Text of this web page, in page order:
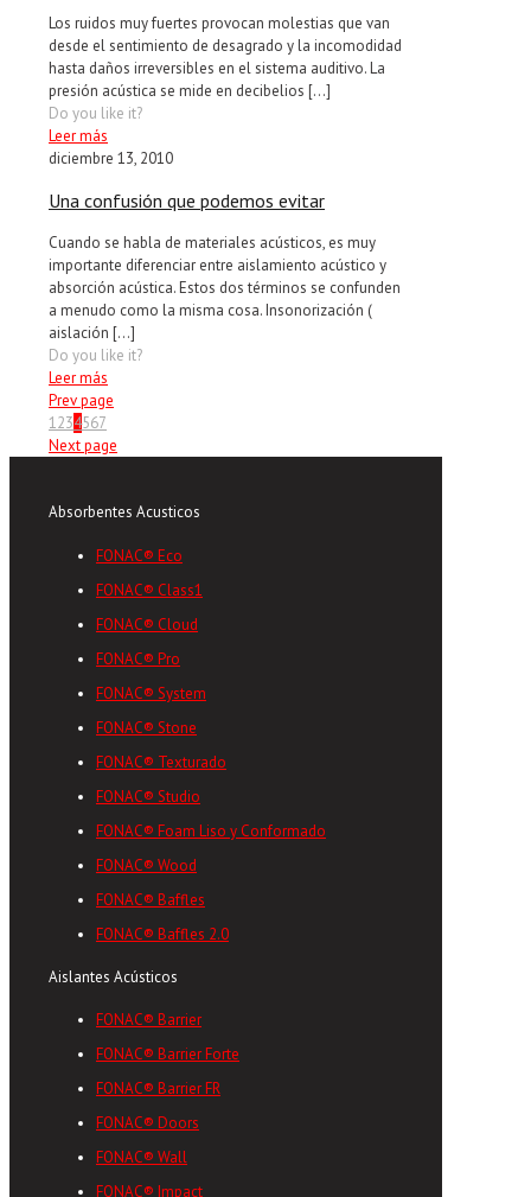
Los ruidos muy fuertes provocan molestias que van
desde el sentimiento de desagrado y la incomodidad
hasta daños irreversibles en el sistema auditivo. La
presión acústica se mide en decibelios […]
Do you like it?
Leer más
diciembre 13, 2010
Una confusión que podemos evitar
Cuando se habla de materiales acústicos, es muy
importante diferenciar entre aislamiento acústico y
absorción acústica. Estos dos términos se confunden
a menudo como la misma cosa. Insonorización (
aislación […]
Do you like it?
Leer más
Prev page
1234567
Next page
Absorbentes Acusticos
FONAC® Eco
FONAC® Class1
FONAC® Cloud
FONAC® Pro
FONAC® System
FONAC® Stone
FONAC® Texturado
FONAC® Studio
FONAC® Foam Liso y Conformado
FONAC® Wood
FONAC® Baffles
FONAC® Baffles 2.0
Aislantes Acústicos
FONAC® Barrier
FONAC® Barrier Forte
FONAC® Barrier FR
FONAC® Doors
FONAC® Wall
FONAC® Impact